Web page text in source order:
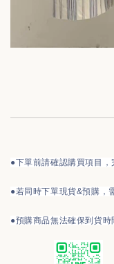
●下單前請確認購買項目，
●若同時下單現貨&預購，
●預購商品無法確保到貨時